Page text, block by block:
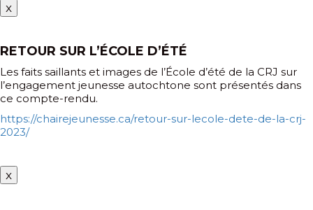
x
RETOUR SUR L’ÉCOLE D’ÉTÉ
Les faits saillants et images de l’École d’été de la CRJ sur
l’engagement jeunesse autochtone sont présentés dans
ce compte-rendu.
https://chairejeunesse.ca/retour-sur-lecole-dete-de-la-crj-
2023/
x